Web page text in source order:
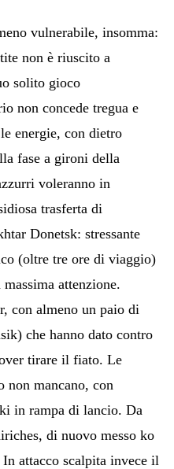
vulnerabile, insomma:
non è riuscito a
solito gioco
non concede tregua e
energie, con dietro
fase a gironi della
voleranno in
trasferta di
Donetsk: stressante
(oltre tre ore di viaggio)
attenzione.
con almeno un paio di
che hanno dato contro
tirare il fiato. Le
non mancano, con
in rampa di lancio. Da
di nuovo messo ko
attacco scalpita invece il